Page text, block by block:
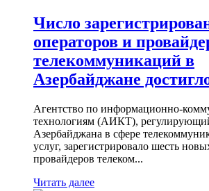
Число
операторов и
телекоммуникаций в
Азербайджане
Агентство по информационно-
технологиям (АИКТ),
Азербайджана в сфере
услуг, зарегистрировало шесть
провайдеров телеком...
Читать далее